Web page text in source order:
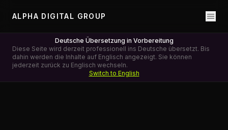
ALPHA DIGITAL GROUP
Deutsche Übersetzung in Vorbereitung
Diese Seite wird derzeit professionell ins Deutsche übersetzt. Bis
dahin werden die Inhalte auf Englisch angezeigt. Sie können
jederzeit zurück zu Englisch wechseln.
Switch to English